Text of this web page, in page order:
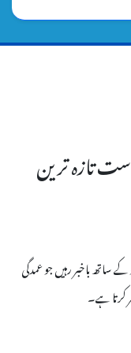
تازہ ترین
ساتھ باخبر رہیں جو عمدگی
ہے۔